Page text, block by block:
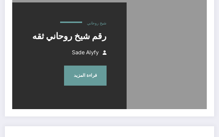
شيخ روحاني
رقم شيخ روحاني ثقه
Sade Alyfy
قراءة المزيد